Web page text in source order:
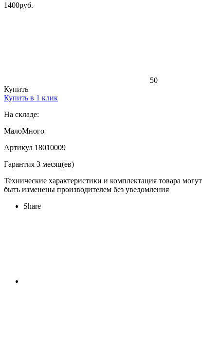
1400руб.
50
Купить
Купить в 1 клик
На складе:
МалоМного
Артикул 18010009
Гарантия 3 месяц(ев)
Технические характеристики и комплектация товара могут
быть изменены производителем без уведомления
Share